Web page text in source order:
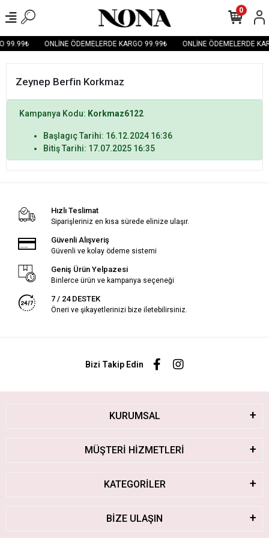
99.99₺ ONLİNE ÖDEMELERDE KARGO 99.99₺ ONLİNE ÖDEMELERDE
0
Zeynep Berfin Korkmaz
Kampanya Kodu: Korkmaz6122
Başlagıç Tarihi: 16.12.2024 16:36
Bitiş Tarihi: 17.07.2025 16:35
Hızlı Teslimat
Siparişleriniz en kısa sürede elinize ulaşır.
Güvenli Alışveriş
Güvenli ve kolay ödeme sistemi
Geniş Ürün Yelpazesi
Binlerce ürün ve kampanya seçeneği
7 / 24 DESTEK
Öneri ve şikayetlerinizi bize iletebilirsiniz.
Bizi Takip Edin
KURUMSAL
MÜŞTERİ HİZMETLERİ
KATEGORİLER
BİZE ULAŞIN